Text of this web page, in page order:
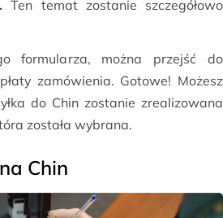
Ten temat zostanie szczegółowo
formularza, można przejść do
zamówienia. Gotowe! Możesz
do Chin zostanie zrealizowana
została wybrana.
Chin